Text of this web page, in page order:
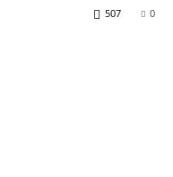
0
507